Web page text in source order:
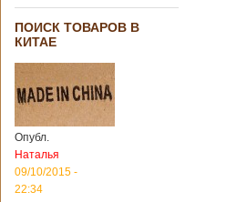
ПОИСК ТОВАРОВ В
КИТАЕ
Опубл.
Наталья
09/10/2015 -
22:34